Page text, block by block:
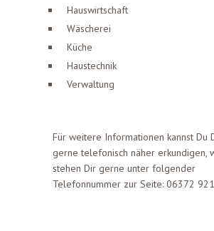
Hauswirtschaft
Wäscherei
Küche
Haustechnik
Verwaltung
Für weitere Informationen kannst Du
gerne telefonisch näher erkundigen,
stehen Dir gerne unter folgender
Telefonnummer zur Seite: 06372